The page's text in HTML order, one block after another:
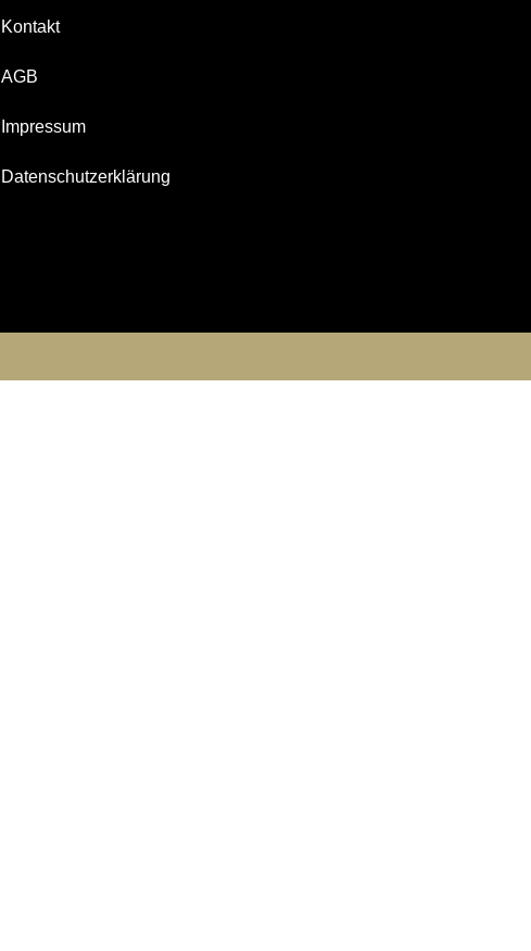
Kontakt
AGB
Impressum
Datenschutzerklärung